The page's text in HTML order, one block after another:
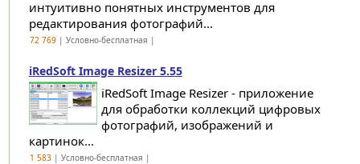
интуитивно понятных инструментов для
редактирования фотографий...
72 769| Условно-бесплатная |
iRedSoft Image Resizer 5.55
iRedSoft Image Resizer - приложение
для обработки коллекций цифровых
фотографий, изображений и
картинок...
1 583| Условно-бесплатная |